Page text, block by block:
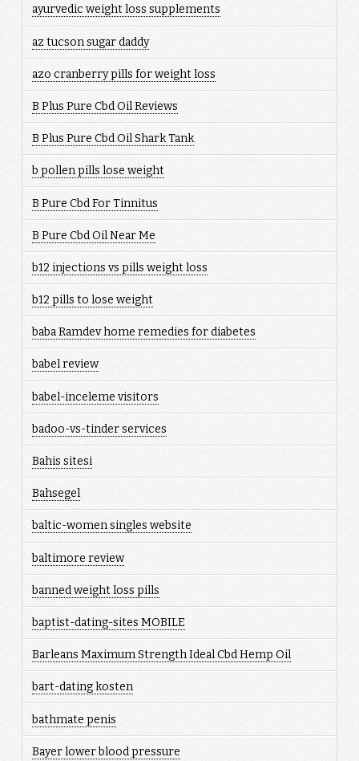
ayurvedic weight loss supplements
az tucson sugar daddy
azo cranberry pills for weight loss
B Plus Pure Cbd Oil Reviews
B Plus Pure Cbd Oil Shark Tank
b pollen pills lose weight
B Pure Cbd For Tinnitus
B Pure Cbd Oil Near Me
b12 injections vs pills weight loss
b12 pills to lose weight
baba Ramdev home remedies for diabetes
babel review
babel-inceleme visitors
badoo-vs-tinder services
Bahis sitesi
Bahsegel
baltic-women singles website
baltimore review
banned weight loss pills
baptist-dating-sites MOBILE
Barleans Maximum Strength Ideal Cbd Hemp Oil
bart-dating kosten
bathmate penis
Bayer lower blood pressure